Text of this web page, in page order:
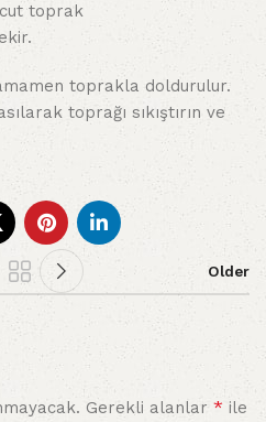
toprak
toprakla doldurulur.
toprağı sıkıştırın ve
Older
Gerekli alanlar * ile